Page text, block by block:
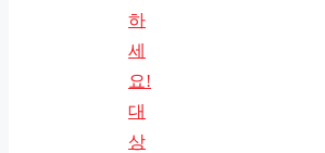
하
세
요!
대
상